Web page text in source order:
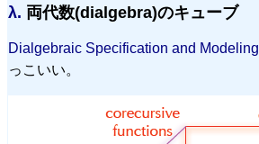
λ. 両代数(dialgebra)のキューブ
Dialgebraic Specification and Modeling
っこいい。